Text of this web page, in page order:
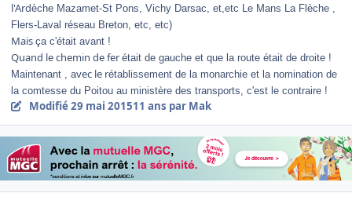
l'Ardèche Mazamet-St Pons, Vichy Darsac, et,etc Le Mans La Flèche ,
Flers-Laval réseau Breton, etc, etc)
Mais ça c'était avant !
Quand le chemin de fer était de gauche et que la route était de droite !
Maintenant , avec le rétablissement de la monarchie et la nomination de
la comtesse du Poitou au ministère des transports, c'est le contraire !
Modifié29 mai 201511 ans par Mak